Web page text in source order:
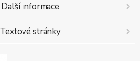
Další informace
Textové stránky